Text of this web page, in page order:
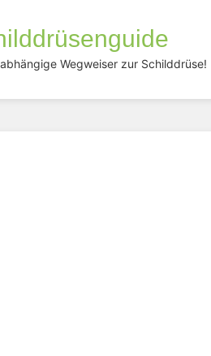
Wegweiser zur Schilddrüse!